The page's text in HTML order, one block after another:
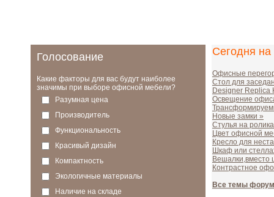
Голосование
Какие факторы для вас будут наиболее
значимы при выборе офисной мебели?
Разумная цена
Производитель
Функциональность
Красивый дизайн
Компактность
Экологичные материалы
Наличие на складе
Сегодня
Офисные
Стол для
Designer Replica
Освещение
Новые замки »
Стулья на
Цвет офисной
Кресло для
Шкаф или
Вешалки,вместо
Контрастное
Все темы